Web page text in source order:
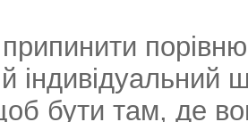
бути там, де